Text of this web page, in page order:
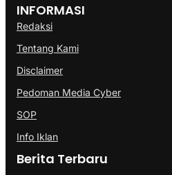
INFORMASI
Redaksi
Tentang Kami
Disclaimer
Pedoman Media Cyber
SOP
Info Iklan
Berita Terbaru